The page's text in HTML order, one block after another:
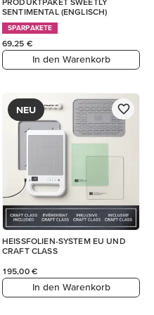
SENTIMENTAL (ENGLISCH)
SPARPAKETE
69,25 €
In den Warenkorb
NEU
HEISSFOLIEN-SYSTEM EU UND
CRAFT CLASS
195,00 €
In den Warenkorb